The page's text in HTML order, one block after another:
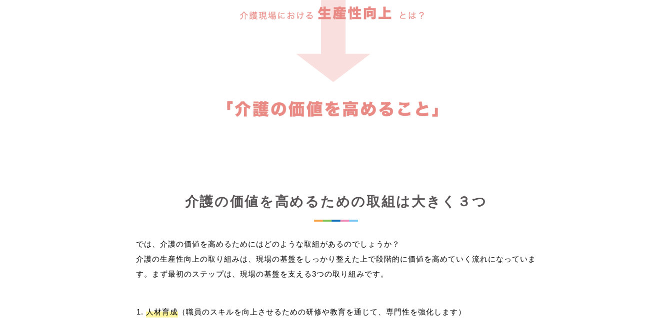
介護の価値を高めるための取組は大きく３つ
では、介護の価値を高めるためにはどのような取組があるのでしょうか？
介護の生産性向上の取り組みは、現場の基盤をしっかり整えた上で段階的に価値を高めていく流れになっていま
人材育成 （職員のスキルを向上させるための研修や教育を通じて、専門性を強化します）